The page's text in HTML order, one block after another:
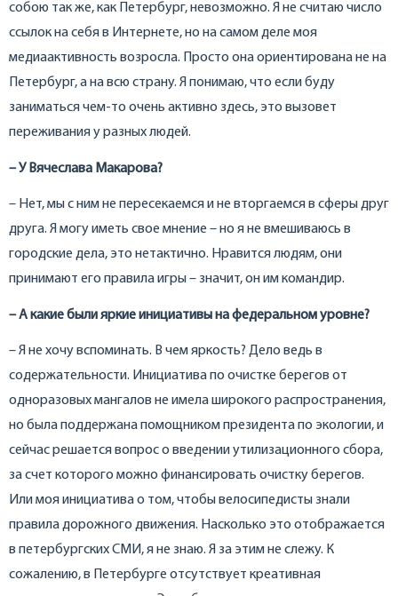
собою так же, как Петербург, невозможно. Я не считаю число
ссылок на себя в Интернете, но на самом деле моя
медиаактивность возросла. Просто она ориентирована не на
Петербург, а на всю страну. Я понимаю, что если буду
заниматься чем-то очень активно здесь, это вызовет
переживания у разных людей.
– У Вячеслава Макарова?
– Нет, мы с ним не пересекаемся и не вторгаемся в сферы друг
друга. Я могу иметь свое мнение – но я не вмешиваюсь в
городские дела, это нетактично. Нравится людям, они
принимают его правила игры – значит, он им командир.
– А какие были яркие инициативы на федеральном уровне?
– Я не хочу вспоминать. В чем яркость? Дело ведь в
содержательности. Инициатива по очистке берегов от
одноразовых мангалов не имела широкого распространения,
но была поддержана помощником президента по экологии, и
сейчас решается вопрос о введении утилизационного сбора,
за счет которого можно финансировать очистку берегов.
Или моя инициатива о том, чтобы велосипедисты знали
правила дорожного движения. Насколько это отображается
в петербургских СМИ, я не знаю. Я за этим не слежу. К
сожалению, в Петербурге отсутствует креативная